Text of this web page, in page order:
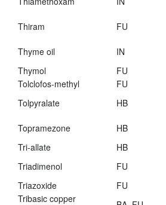
Thiram FU
Thyme oil IN
Thymol
FU
Tolclofos-methyl
FU
Tolpyralate
HB
Topramezone HB
Tri-allate
HB
Triadimenol
FU
Triazoxide
FU
Tribasic copper